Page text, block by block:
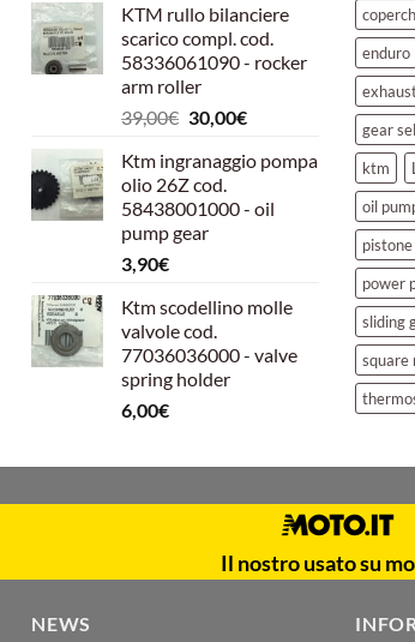
originale
era:
39,00€.
attuale
è:
30,00€.
KTM rullo bilanciere
scarico compl. cod.
58336061090 - rocker
arm roller
39,00€ Il
originale
era:
39,00€.
30,00€Il
attuale
30,00€.
Ktm ingranaggio pompa
olio 26Z cod.
58438001000 - oil
pump gear
3,90€
Ktm scodellino molle
valvole cod.
77036036000 - valve
spring holder
6,00€
enduro
gear
ktm
oil
pistone
power
sliding
square
Il nostro usato su
NEWS